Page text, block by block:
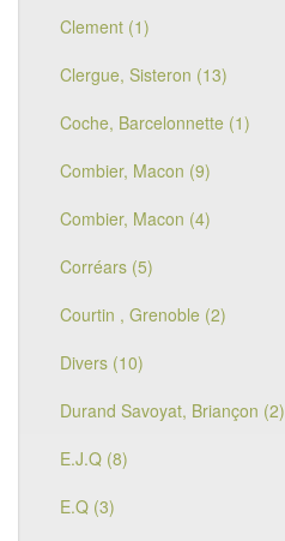
Clement (1)
Clergue, Sisteron (13)
Coche, Barcelonnette (1)
Combier, Macon (9)
Combier, Macon (4)
Corréars (5)
Courtin , Grenoble (2)
Divers (10)
Durand Savoyat, Briançon (2)
E.J.Q (8)
E.Q (3)